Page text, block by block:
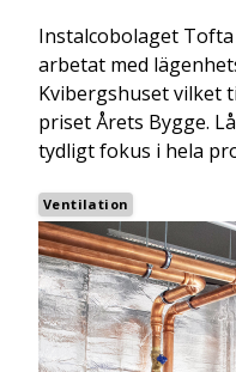
Instalcobolaget
arbetat med
Kvibergshuset vilket
priset Årets Bygge.
tydligt fokus i hela
Ventilation